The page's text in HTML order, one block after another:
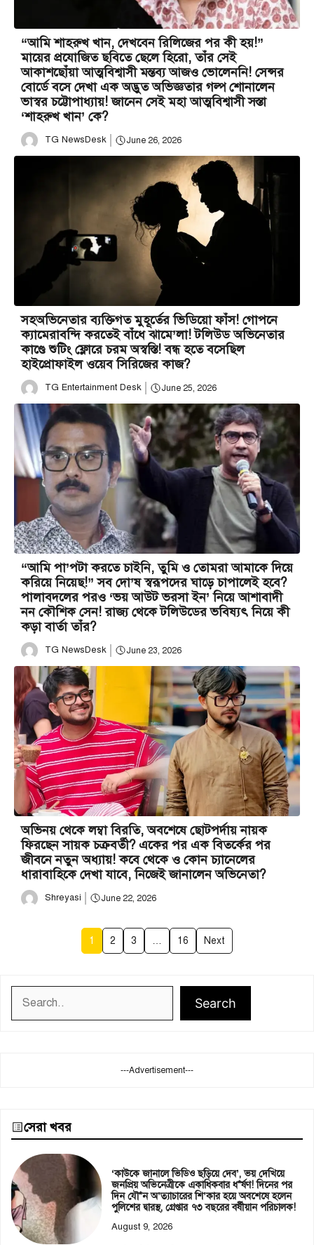
“আমি শাহরুখ খান, দেখবেন রিলিজের পর কী হয়!”
মায়ের প্রযোজিত ছবিতে ছেলে হিরো, তাঁর সেই
আকাশছোঁয়া আত্মবিশ্বাসী মন্তব্য আজও ভোলেননি! সেন্সর
বোর্ডে বসে দেখা এক অদ্ভুত অভিজ্ঞতার গল্প শোনালেন
ভাস্বর চট্টোপাধ্যায়! জানেন সেই মহা আত্মবিশ্বাসী সস্তা
‘শাহরুখ খান’ কে?
TG NewsDesk June 26, 2026
সহঅভিনেতার ব্যক্তিগত মুহূর্তের ভিডিয়ো ফাঁস! গোপনে
ক্যামেরাবন্দি করতেই বাঁধে ঝামে’লা! টলিউড অভিনেতার
কাণ্ডে শুটিং ফ্লোরে চরম অস্বস্তি! বন্ধ হতে বসেছিল
হাইপ্রোফাইল ওয়েব সিরিজের কাজ?
TG Entertainment Desk June 25, 2026
“আমি পা’পটা করতে চাইনি, তুমি ও তোমরা আমাকে দিয়ে
করিয়ে নিয়েছ!” সব দো’ষ স্বরূপদের ঘাড়ে চাপালেই হবে?
পালাবদলের পরও ‘ভয় আউট ভরসা ইন’ নিয়ে আশাবাদী
নন কৌশিক সেন! রাজ্য থেকে টলিউডের ভবিষ্যৎ নিয়ে কী
কড়া বার্তা তাঁর?
TG NewsDesk June 23, 2026
অভিনয় থেকে লম্বা বিরতি, অবশেষে ছোটপর্দায় নায়ক
ফিরছেন সায়ক চক্রবর্তী? একের পর এক বিতর্কের পর
জীবনে নতুন অধ্যায়! কবে থেকে ও কোন চ্যানেলের
ধারাবাহিকে দেখা যাবে, নিজেই জানালেন অভিনেতা?
Shreyasi June 22, 2026
1 2 3 … 16 Next
Search
---Advertisement---
সেরা খবর
‘কাউকে জানালে ভিডিও ছড়িয়ে দেব’, ভয় দেখিয়ে
জনপ্রিয় অভিনেত্রীকে একাধিকবার ধ*র্ষণ! দিনের পর
দিন যৌ*ন অ’ত্যাচারের শি’কার হয়ে অবশেষে হলেন
পুলিশের দ্বারস্থ, গ্রেপ্তার ৭৩ বছরের বর্ষীয়ান পরিচালক!
August 9, 2026